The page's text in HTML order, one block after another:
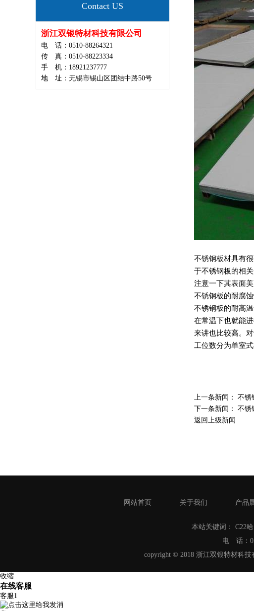
Contact US
浙江双银特材科技有限公司
电 话：0510-88264321
传 真：0510-88223334
手 机：18921237777
地 址：无锡市锡山区团结中路50号
不锈钢板材具有
于不锈钢板的相
注意一下其表面
不锈钢板的耐腐
不锈钢板的耐高
在常温下也就能
来讲也比较高。
工位数分为单室
上一条新闻： 不锈
下一条新闻： 不锈
返回上级新闻
网站首页 关于我们 产品
本站关键词： C22
电 话：
copyright © 2018 浙江双银特材科
收缩
在线客服
客服1